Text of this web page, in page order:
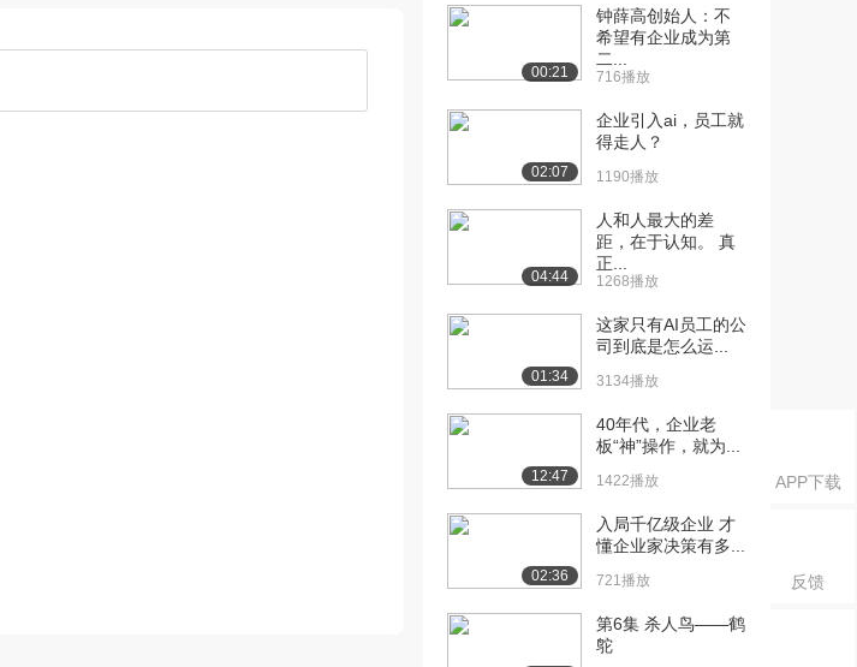
APP下载
反馈
00:21
钟薛高创始人：不
希望有企业成为第
二...
716播放
02:07
企业引入ai，员工就
得走人？
1190播放
04:44
人和人最大的差
距，在于认知。 真
正...
1268播放
01:34
这家只有AI员工的公
司到底是怎么运...
3134播放
12:47
40年代，企业老
板“神”操作，就为...
1422播放
02:36
入局千亿级企业 才
懂企业家决策有多...
721播放
第6集 杀人鸟——鹤
鸵